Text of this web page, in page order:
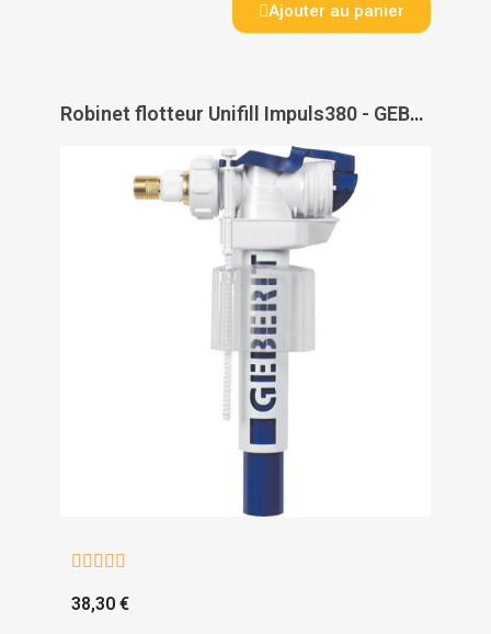
Ajouter au panier
Robinet flotteur Unifill Impuls380 - GEBERIT
    
38,30 €